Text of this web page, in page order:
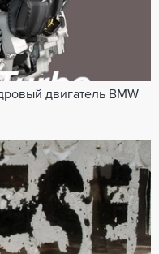
двигатель BMW